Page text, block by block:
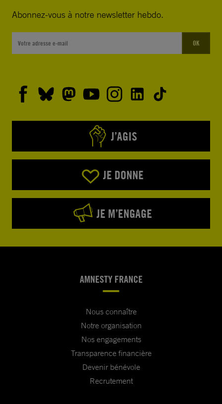
Abonnez-vous à notre newsletter hebdo.
OK
J’AGIS
JE DONNE
JE M’ENGAGE
AMNESTY FRANCE
Nous connaître
Notre organisation
Nos engagements
Transparence financière
Devenir bénévole
Recrutement